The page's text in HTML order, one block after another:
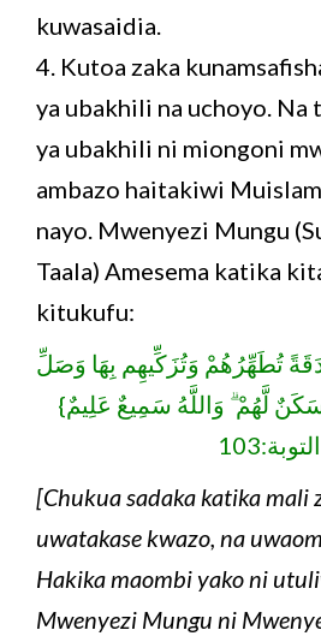
kuwasaidia.
4. Kutoa zaka
ya ubakhili na uchoyo. Na
ya ubakhili ni miongoni
ambazo haitakiwi
nayo. Mwenyezi Mungu
Taala) Amesema katika
kitukufu:
تُطَهِّرُهُمْ وَتُزَكِّيهِم بِهَا وَصَلِّ
لَّهُمْ ۗ وَاللَّهُ سَمِيعٌ عَلِيمٌ}
التوبة:103
[Chukua sadaka katika mali
uwatakase kwazo, na
Hakika maombi yako ni
Mwenyezi Mungu ni